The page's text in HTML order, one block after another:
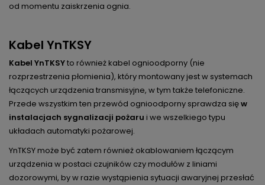
od momentu zaiskrzenia ognia.
Kabel YnTKSY
Kabel YnTKSYto również kabel ognioodporny (nie
rozprzestrzenia płomienia), który montowany jest w systemach
łączących urządzenia transmisyjne, w tym także telefoniczne.
Przede wszystkim ten przewód ognioodporny sprawdza sięw
instalacjach sygnalizacji pożaru i we wszelkiego typu
układach automatyki pożarowej.
YnTKSY może być zatem również okablowaniem łączącym
urządzenia w postaci czujników czy modułów z liniami
dozorowymi, by w razie wystąpienia sytuacji awaryjnej przesłać